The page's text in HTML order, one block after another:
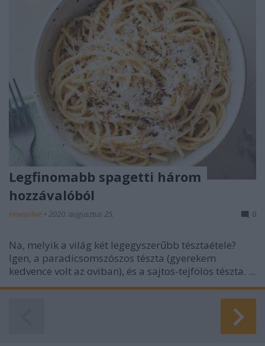
Legfinomabb spagetti három
hozzávalóból
Havasilive • 2020. augusztus 25. 0
Na, melyik a világ két legegyszerűbb tésztaétele?
Igen, a paradicsomszószos tészta (gyerekem
kedvence volt az oviban), és a sajtos-tejfölös tészta. ...